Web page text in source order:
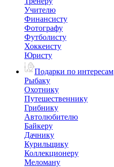
Учителю
Финансисту
Фотографу
Футболисту
Хоккеисту
Юристу
Подарки по интересам
Рыбаку
Охотнику
Путешественнику
Грибнику
Автолюбителю
Байкеру
Дачнику
Курильщику
Коллекционеру
Меломану